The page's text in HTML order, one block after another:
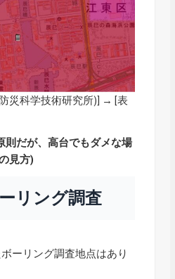
災科学技術研究所)] → [表
則だが、高台でもダメな場
見方)
リング調査
ーリング調査地点はあり